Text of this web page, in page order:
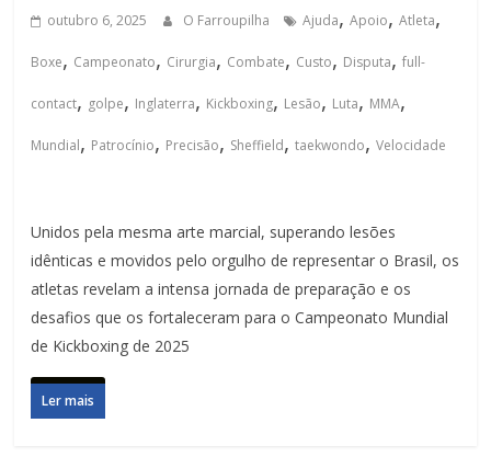
outubro 6, 2025 O Farroupilha Ajuda,Apoio,Atleta,
Boxe, Campeonato, Cirurgia, Combate, Custo, Disputa,full-
contact, golpe, Inglaterra, Kickboxing, Lesão, Luta, MMA,
Mundial, Patrocínio, Precisão, Sheffield,taekwondo,Velocidade
Unidos pela mesma arte marcial, superando lesões
idênticas e movidos pelo orgulho de representar o Brasil, os
atletas revelam a intensa jornada de preparação e os
desafios que os fortaleceram para o Campeonato Mundial
de Kickboxing de 2025
Ler mais